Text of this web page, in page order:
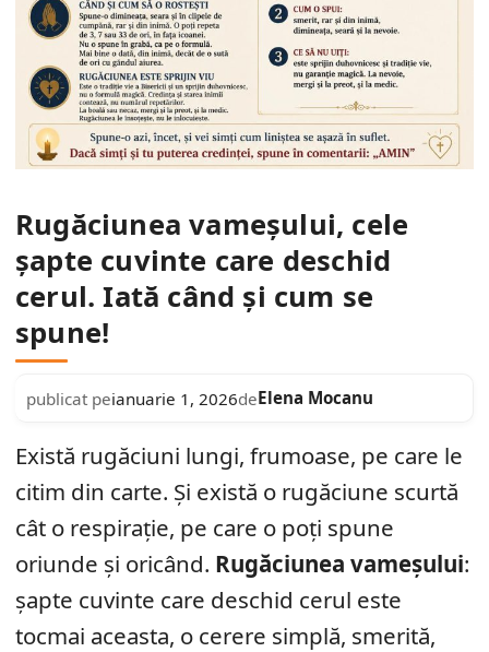
Rugăciunea vameșului, cele
șapte cuvinte care deschid
cerul. Iată când și cum se
spune!
publicat peianuarie 1, 2026deElena Mocanu
Există rugăciuni lungi, frumoase, pe care le
citim din carte. Și există o rugăciune scurtă
cât o respirație, pe care o poți spune
oriunde și oricând. Rugăciunea vameșului:
șapte cuvinte care deschid cerul este
tocmai aceasta, o cerere simplă, smerită,